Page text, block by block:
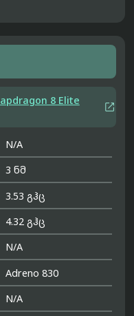
8 Elite

N/A
3 ნმ
3.53 გჰც
4.32 გჰც
N/A
Adreno 830
N/A